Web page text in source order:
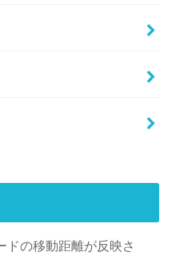
ドの移動距離が反映さ